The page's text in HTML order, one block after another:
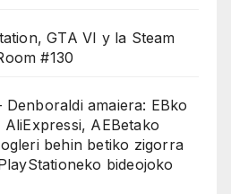
GTA VI y la Steam
#130
amaiera: EBko
AEBetako
behin betiko zigorra
bideojoko